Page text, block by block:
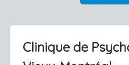
Clinique de